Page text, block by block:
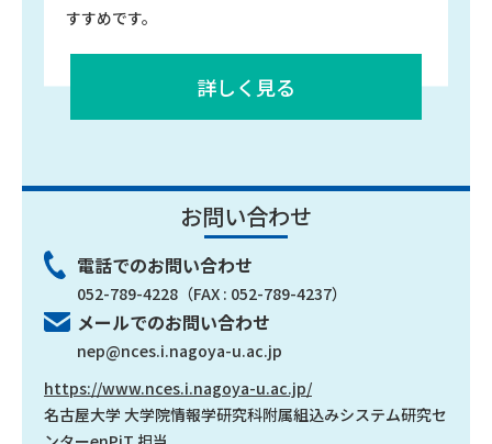
すすめです。
詳しく見る
お問い合わせ
電話でのお問い合わせ
052-789-4228 （FAX : 052-789-4237）
メールでのお問い合わせ
nep@nces.i.nagoya-u.ac.jp
https://www.nces.i.nagoya-u.ac.jp/
名古屋大学 大学院情報学研究科附属組込みシステム研究セ